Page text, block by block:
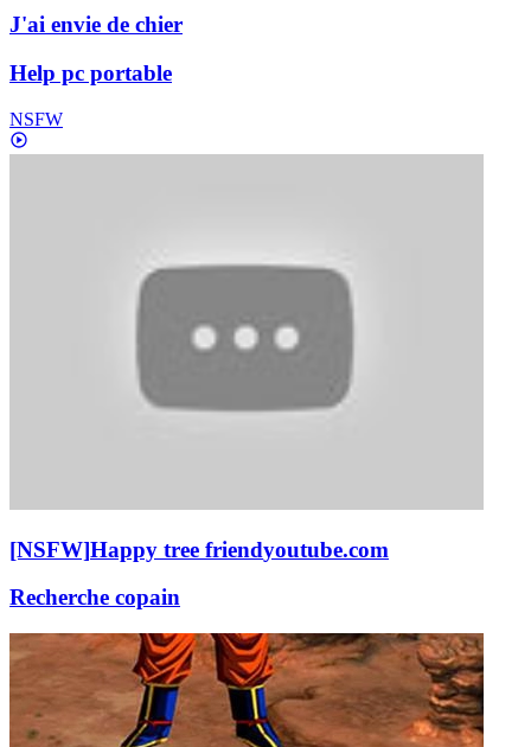
J'ai envie de chier
Help pc portable
NSFW
[NSFW]Happy tree friendyoutube.com
Recherche copain